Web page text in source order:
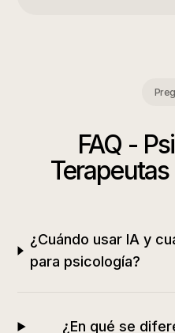
FAQ -
Terapeutas
¿Cuándo usar IA y
para psicología?
¿En qué se